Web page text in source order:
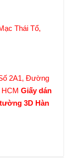
Thái Tổ,
2A1, Đường
HCM Giấy dán
3D Hàn